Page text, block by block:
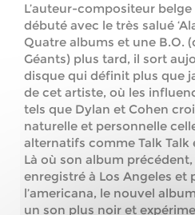
L’auteur-compositeur belge
débuté avec le très salué
Quatre albums et une B.O.
Géants) plus tard, il sort
disque qui définit plus que
de cet artiste, où les
tels que Dylan et Cohen
naturelle et personnelle
alternatifs comme Talk Talk
Là où son album
enregistré à Los Angeles et
l’americana, le nouvel
un son plus noir et